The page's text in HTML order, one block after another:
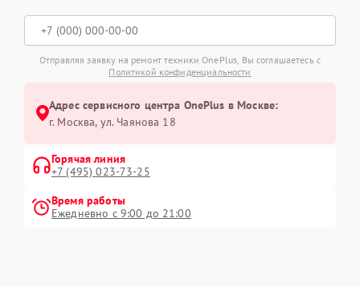
Отправляя заявку на ремонт техники OnePlus, Вы соглашаетесь с
Политикой конфиденциальности
Адрес сервисного центра OnePlus в Москве:
г. Москва, ул. Чаянова 18
Горячая линия
+7 (495) 023-73-25
Время работы
Ежедневно с 9:00 до 21:00